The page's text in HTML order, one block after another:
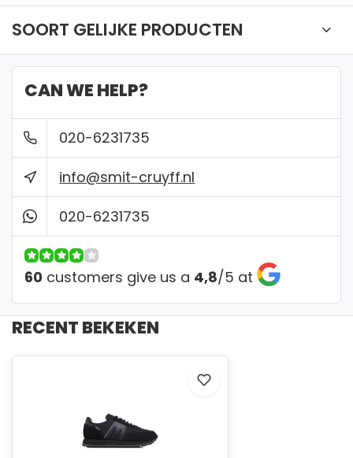
✔ Betaal veilig met iDeal, Creditcard of
Bankcontact
✔ Gratis verzending vanaf €150
✔ Gemakkelijk passen in een van onze winkel
SOORT GELIJKE PRODUCTEN
CAN WE HELP?
020-6231735
info@smit-cruyff.nl
020-6231735
60 customers give us a 4,8/5 at
RECENT BEKEKEN